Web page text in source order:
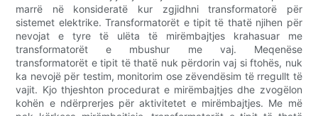
marrë në konsideratë kur zgjidhni transformatorë për
sistemet elektrike. Transformatorët e tipit të thatë njihen për
nevojat e tyre të ulëta të mirëmbajtjes krahasuar me
transformatorët e mbushur me vaj. Meqenëse
transformatorët e tipit të thatë nuk përdorin vaj si ftohës, nuk
ka nevojë për testim, monitorim ose zëvendësim të rregullt të
vajit. Kjo thjeshton procedurat e mirëmbajtjes dhe zvogëlon
kohën e ndërprerjes për aktivitetet e mirëmbajtjes. Me më